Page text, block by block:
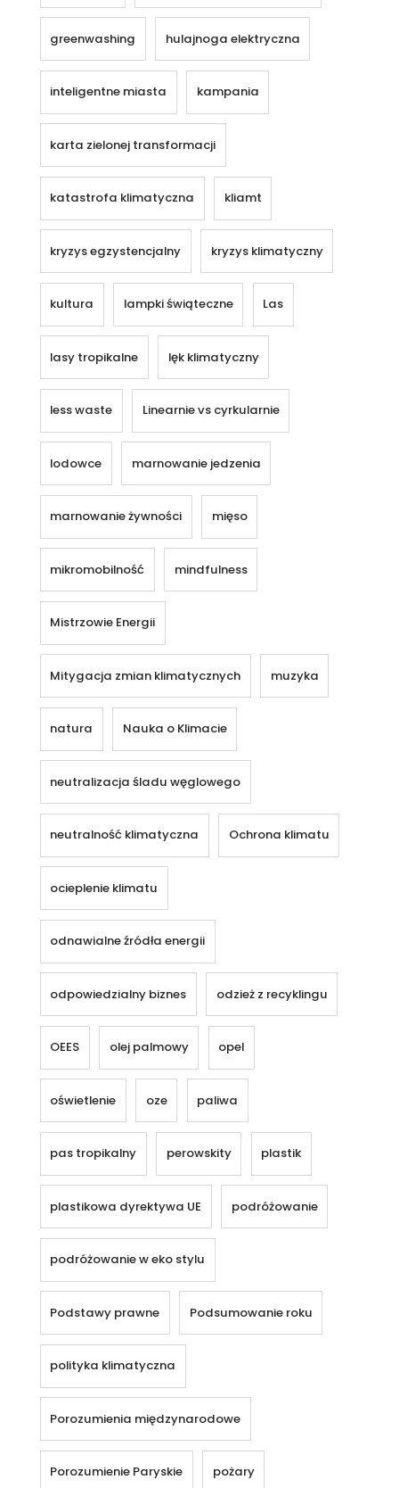
greenwashing hulajnoga elektryczna
inteligentne miasta kampania
karta zielonej transformacji
katastrofa klimatyczna kliamt
kryzys egzystencjalny kryzys klimatyczny
kultura lampki świąteczne Las
lasy tropikalne lęk klimatyczny
less waste Linearnie vs cyrkularnie
lodowce marnowanie jedzenia
marnowanie żywności mięso
mikromobilność mindfulness
Mistrzowie Energii
Mitygacja zmian klimatycznych muzyka
natura Nauka o Klimacie
neutralizacja śladu węglowego
neutralność klimatyczna Ochrona klimatu
ocieplenie klimatu
odnawialne źródła energii
odpowiedzialny biznes odzież z recyklingu
OEES olej palmowy opel
oświetlenie oze paliwa
pas tropikalny perowskity plastik
plastikowa dyrektywa UE podróżowanie
podróżowanie w eko stylu
Podstawy prawne Podsumowanie roku
polityka klimatyczna
Porozumienia międzynarodowe
Porozumienie Paryskie pożary